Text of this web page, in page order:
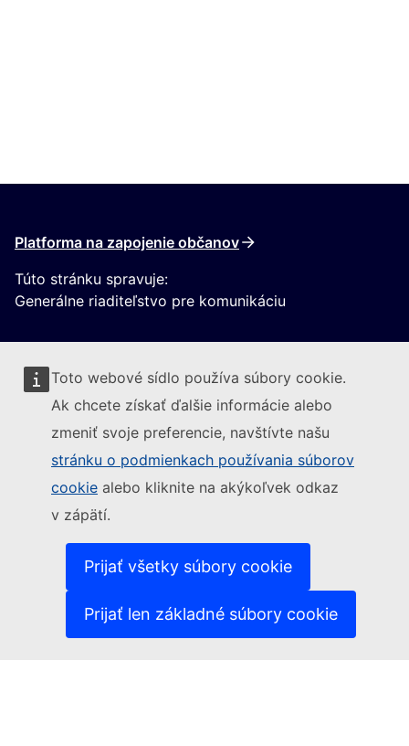
Toto webové sídlo používa súbory cookie.
Ak chcete získať ďalšie informácie alebo
zmeniť svoje preferencie, navštívte našu
stránku o podmienkach používania súborov
cookie alebo kliknite na akýkoľvek odkaz
v zápätí.
Prijať všetky súbory cookie
Prijať len základné súbory cookie
Platforma na zapojenie občanov
Túto stránku spravuje:
Generálne riaditeľstvo pre komunikáciu
Sledujte Európsku komisiu
Kontakt(Externý odkaz)
Nahlásiť IT zraniteľnosť
Jazyky na našich webových stránkach(Externý odkaz)
Súbory cookies(Externý odkaz)
Politika ochrany osobných údajov
Právne upozornenie
(Externý odkaz)